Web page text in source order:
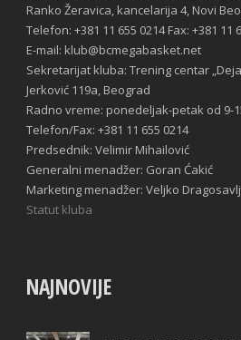
Ranko Žeravica, kancelarija 4, Novi
Telefon: +381 11 655 0214 Fax: +381 11
E-mail: klub@bcmegabasket.net
Sekretarijat kluba: Trening centar
Jerković 119a, Beograd
Radno vreme: ponedeljak-petak od 9-
Telefon/Fax: +381 11 655 0214
Predsednik: Velimir Mihailović
Generalni menadžer: Goran Ćakić
Marketing menadžer: Veljko
Statut kluba
NAJNOVIJE